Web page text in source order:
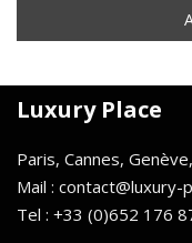
Luxury Place
Paris, Cannes,
Mail : contact@luxury-
Tel : +33 (0)652 176